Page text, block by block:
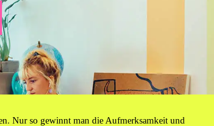
Nur so gewinnt man die Aufmerksamkeit und